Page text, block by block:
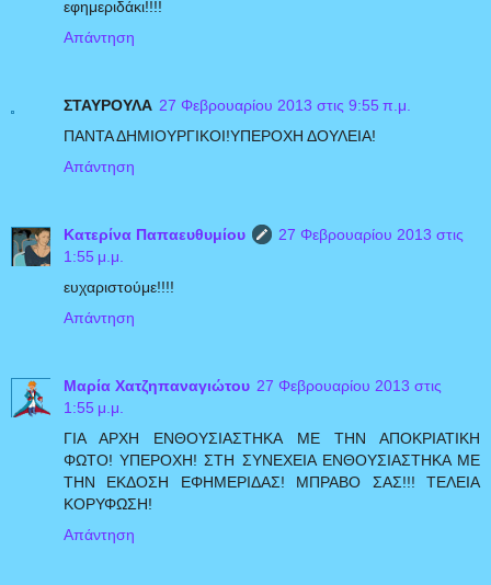
εφημεριδάκι!!!!
Απάντηση
ΣΤΑΥΡΟΥΛΑ 27 Φεβρουαρίου 2013 στις 9:55 π.μ.
ΠΑΝΤΑ ΔΗΜΙΟΥΡΓΙΚΟΙ!ΥΠΕΡΟΧΗ ΔΟΥΛΕΙΑ!
Απάντηση
Κατερίνα Παπαευθυμίου
27 Φεβρουαρίου 2013 στις
1:55 μ.μ.
ευχαριστούμε!!!!
Απάντηση
Μαρία Χατζηπαναγιώτου 27 Φεβρουαρίου 2013 στις
1:55 μ.μ.
ΓΙΑ ΑΡΧΗ ΕΝΘΟΥΣΙΑΣΤΗΚΑ ΜΕ ΤΗΝ ΑΠΟΚΡΙΑΤΙΚΗ
ΦΩΤΟ! ΥΠΕΡΟΧΗ! ΣΤΗ ΣΥΝΕΧΕΙΑ ΕΝΘΟΥΣΙΑΣΤΗΚΑ ΜΕ
ΤΗΝ ΕΚΔΟΣΗ ΕΦΗΜΕΡΙΔΑΣ! ΜΠΡΑΒΟ ΣΑΣ!!! ΤΕΛΕΙΑ
ΚΟΡΥΦΩΣΗ!
Απάντηση